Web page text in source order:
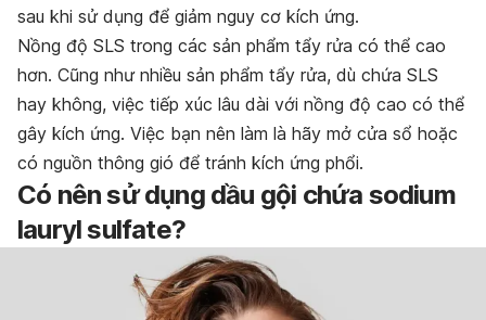
sau khi sử dụng để giảm nguy cơ kích ứng.
Nồng độ SLS trong các sản phẩm tẩy rửa có thể cao
hơn. Cũng như nhiều sản phẩm tẩy rửa, dù chứa SLS
hay không, việc tiếp xúc lâu dài với nồng độ cao có thể
gây kích ứng. Việc bạn nên làm là hãy mở cửa sổ hoặc
có nguồn thông gió để tránh kích ứng phổi.
Có nên sử dụng dầu gội chứa sodium
lauryl sulfate?